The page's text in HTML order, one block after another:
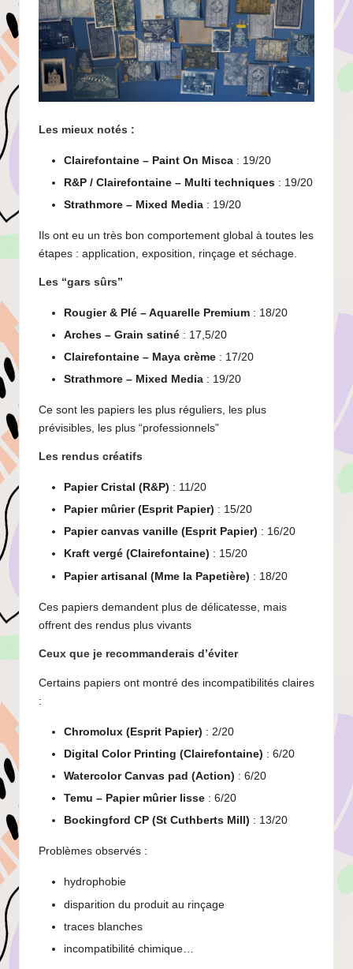
Les mieux notés :
Clairefontaine – Paint On Misca : 19/20
R&P / Clairefontaine – Multi techniques : 19/20
Strathmore – Mixed Media : 19/20
Ils ont eu un très bon comportement global à toutes les
étapes : application, exposition, rinçage et séchage.
Les “gars sûrs”
Rougier & Plé – Aquarelle Premium : 18/20
Arches – Grain satiné : 17,5/20
Clairefontaine – Maya crème : 17/20
Strathmore – Mixed Media : 19/20
Ce sont les papiers les plus réguliers, les plus
prévisibles, les plus “professionnels”
Les rendus créatifs
Papier Cristal (R&P) : 11/20
Papier mûrier (Esprit Papier) : 15/20
Papier canvas vanille (Esprit Papier) : 16/20
Kraft vergé (Clairefontaine) : 15/20
Papier artisanal (Mme la Papetière) : 18/20
Ces papiers demandent plus de délicatesse, mais
offrent des rendus plus vivants
Ceux que je recommanderais d’éviter
Certains papiers ont montré des incompatibilités claires
:
Chromolux (Esprit Papier) : 2/20
Digital Color Printing (Clairefontaine) : 6/20
Watercolor Canvas pad (Action) : 6/20
Temu – Papier mûrier lisse : 6/20
Bockingford CP (St Cuthberts Mill) : 13/20
Problèmes observés :
hydrophobie
disparition du produit au rinçage
traces blanches
incompatibilité chimique…